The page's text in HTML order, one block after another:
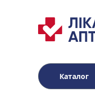
Каталог